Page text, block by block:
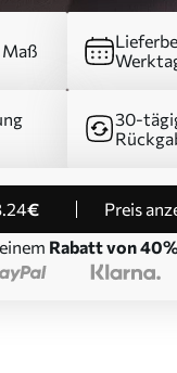
30-
.24€
Preis
Rabatt von